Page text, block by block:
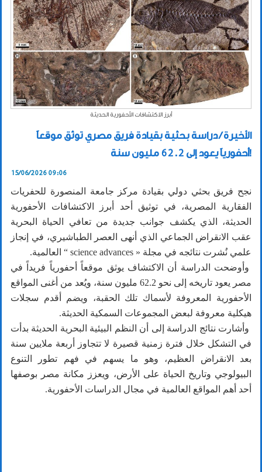
أبرز الاكتشافات الأحفورية الحديثة
الأخيرة / دراسة بحثية بقيادة فريق مصري توثق موقعاً
أحفورياً يعود إلى 62.2 مليون سنة!
15/06/2026 09:06
نجح فريق بحثي دولي بقيادة مركز جامعة المنصورة للحفريات
الفقارية المصرية، في توثيق أحد أبرز الاكتشافات الأحفورية
الحديثة، الذي يكشف جوانب جديدة من تعافي الحياة البحرية
عقب الانقراض الجماعي الذي أنهى العصر الطباشيري، في إنجاز
علمي نُشرت نتائجه في مجلة « science advances “ العالمية.
وأوضحت الدراسة أن الاكتشاف يوثق موقعاً أحفورياً فريداً في
مصر يعود تاريخه إلى نحو 62.2 مليون سنة، ويُعد من أغنى المواقع
الأحفورية المعروفة لأسماك تلك الحقبة، ويضم أقدم سجلات
هيكلية معروفة لبعض المجموعات السمكية الحديثة.
وأشارت نتائج الدراسة إلى أن النظم البيئية البحرية الحديثة بدأت
في التشكل خلال فترة زمنية قصيرة لا تتجاوز أربعة ملايين سنة
بعد الانقراض العظيم، وهو ما يسهم في فهم تطور التنوع
البيولوجي وتاريخ الحياة على الأرض، ويعزز مكانة مصر بوصفها
أحد أهم المواقع العالمية في مجال الدراسات الأحفورية.